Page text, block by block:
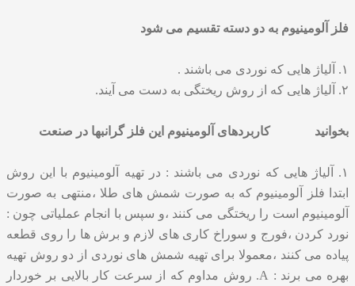
فلز آلومینیوم به دو دسته تقسیم می شود
۱. آلیاژ هایی که نوردی می باشند .
۲. آلیاژ هایی که از روش ریختگی به دست می آیند.
بخوانیدکاربردهای آلومینیوم این فلز گرانبها در صنعت
۱. آلیاژ هایی که نوردی می باشند : در تهیه آلومینیوم با این روش
ابتدا فلز آلومینیوم که به صورت شمش های طلا ،منتهی به صورت
آلومینیوم است را ریختگی می کنند ،و سپس با انجام عملیاتی چون :
نورد کردن ،فورج و سوراخ کاری های لازم و برش ها را روی قطعه
پیاده می کنند ،معمولا برای تهیه شمش های نوردی از دو روش تهیه
بهره می برند : A. روش مداوم که از سرعت کار بالایی بر خوردار